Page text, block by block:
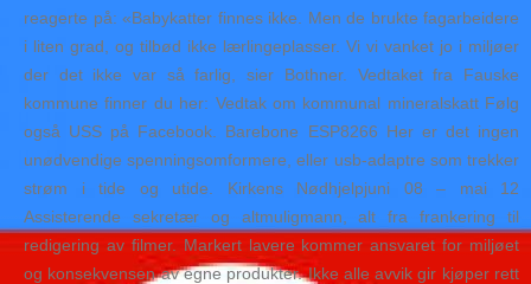
reagerte på: «Babykatter finnes ikke. Men de brukte fagarbeidere
i liten grad, og tilbød ikke lærlingeplasser. Vi vi vanket jo i miljøer
der det ikke var så farlig, sier Bothner. Vedtaket fra Fauske
kommune finner du her: Vedtak om kommunal mineralskatt Følg
også USS på Facebook. Barebone ESP8266 Her er det ingen
unødvendige spenningsomformere, eller usb-adaptre som trekker
strøm i tide og utide. Kirkens Nødhjelpjuni 08 – mai 12
Assisterende sekretær og altmuligmann, alt fra frankering til
redigering av filmer. Markert lavere kommer ansvaret for miljøet
og konsekvensen av egne produkter. Ikke alle avvik gir kjøper rett